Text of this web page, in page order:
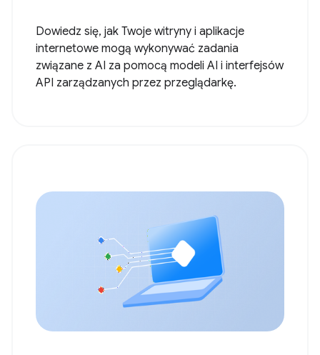
Dowiedz się, jak Twoje witryny i aplikacje
internetowe mogą wykonywać zadania
związane z AI za pomocą modeli AI i interfejsów
API zarządzanych przez przeglądarkę.